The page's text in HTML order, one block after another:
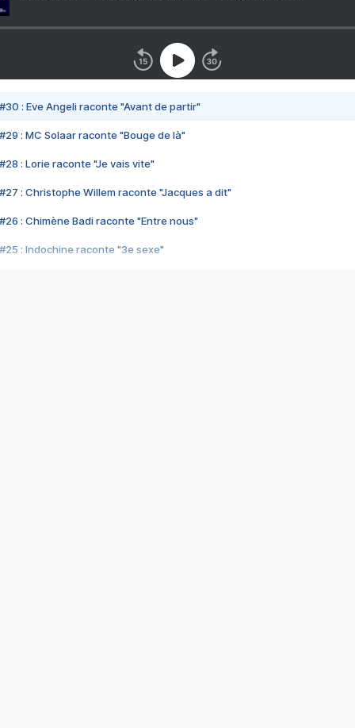
#30 : Eve Angeli raconte "Avant de partir"
#29 : MC Solaar raconte "Bouge de là"
#28 : Lorie raconte "Je vais vite"
#27 : Christophe Willem raconte "Jacques a dit"
#26 : Chimène Badi raconte "Entre nous"
#25 : Indochine raconte "3e sexe"